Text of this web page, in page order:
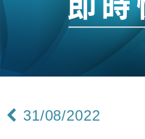
16:33
財經｜滙控重啟最多
財經｜SA售股自救後
14:50
地產｜大酒店中期轉
31/08/2022